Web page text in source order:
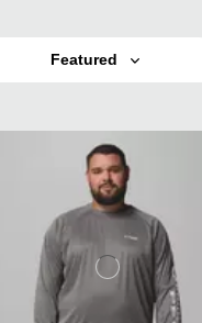
Featured